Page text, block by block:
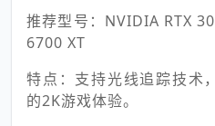
推荐型号：NVIDIA RTX
6700 XT
特点：支持光线追踪技术
的2K游戏体验。